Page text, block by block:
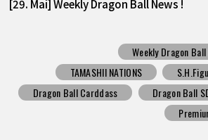
[29. Mai] Weekly Dragon Ball News !
Weekly Dragon Ball
TAMASHII NATIONS
Dragon Ball Carddass
Dragon Ball